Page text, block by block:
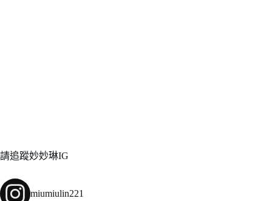
請追蹤妙妙琳IG
miumiulin221